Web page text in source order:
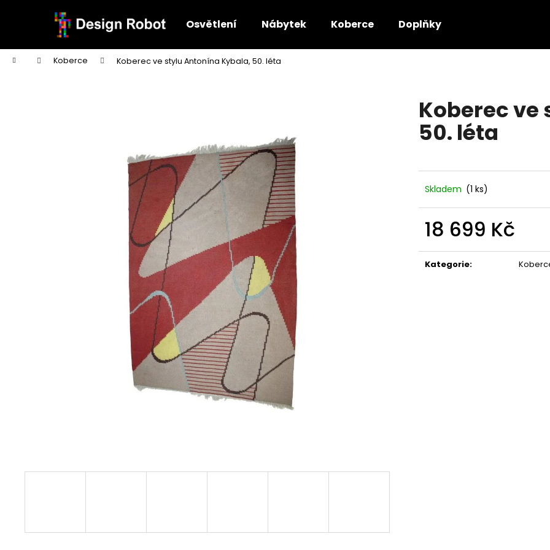
Osvětlení Nábytek Koberce Doplňky
Domů Koberce Koberec ve stylu Antonína Kybala, 50. léta
Koberec
50. léta
Skladem (1 ks)
18 699 Kč
cena:
Kategorie:
í
Zpět
do
obchodu
Zpět
do
obchodu
HLEDAT